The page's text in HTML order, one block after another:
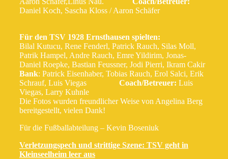
Daniel Koch, Sascha Kloss / Aaron Schäfer
Für den TSV 1928 Ernsthausen spielten:
Bilal Kutucu, Rene Fenderl, Patrick Rauch, Silas Moll,
Patrik Hampel, Andre Rauch, Emre Yildirim, Jonas-
Daniel Roepke, Bastian Feussner, Jodi Pierri, Ikram Cakir
Bank: Patrick Eisenhaber, Tobias Rauch, Erol Salci, Erik
Schrauf, Luis Viegas Coach/Betreuer: Luis
Viegas, Larry Kuhnle
Die Fotos wurden freundlicher Weise von Angelina Berg
bereitgestellt, vielen Dank!
Für die Fußballabteilung – Kevin Boseniuk
Verletzungspech und strittige Szene: TSV geht in
Kleinseelheim leer aus